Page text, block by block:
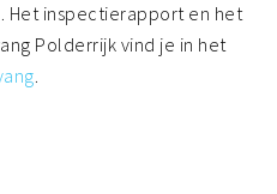
Het inspectierapport en het
Polderrijk vind je in het